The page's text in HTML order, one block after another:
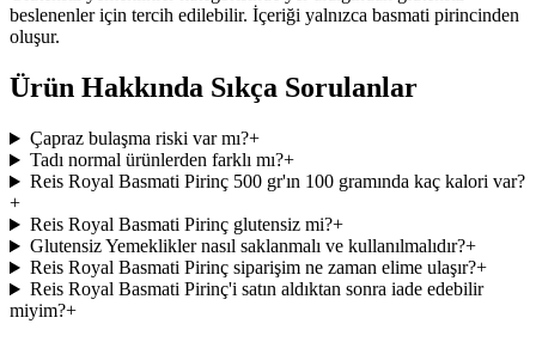
beslenenler için tercih edilebilir. İçeriği yalnızca basmati pirincinden
oluşur.
Ürün Hakkında Sıkça Sorulanlar
Çapraz bulaşma riski var mı?+
Tadı normal ürünlerden farklı mı?+
Reis Royal Basmati Pirinç 500 gr'ın 100 gramında kaç kalori var?
+
Reis Royal Basmati Pirinç glutensiz mi?+
Glutensiz Yemeklikler nasıl saklanmalı ve kullanılmalıdır?+
Reis Royal Basmati Pirinç siparişim ne zaman elime ulaşır?+
Reis Royal Basmati Pirinç'i satın aldıktan sonra iade edebilir
miyim?+